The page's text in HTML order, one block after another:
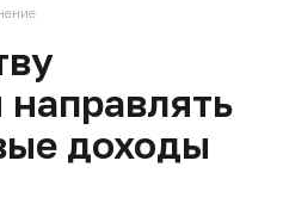
доходы